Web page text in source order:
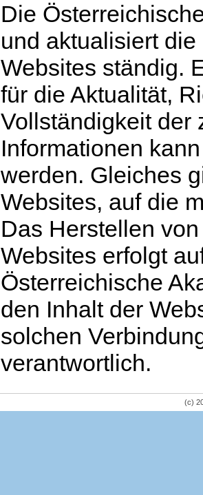
Die
und aktualisiert
Websites ständig.
für die Aktualität,
Vollständigkeit der
Informationen
werden. Gleiches
Websites, auf die
Das Herstellen
Websites erfolgt
Österreichische
den Inhalt der
solchen
verantwortlich.
(c)